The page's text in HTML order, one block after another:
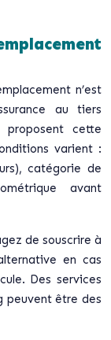
n’est
au tiers
proposent cette
varient :
catégorie de
avant
de souscrire à
en cas
Des services
peuvent être des